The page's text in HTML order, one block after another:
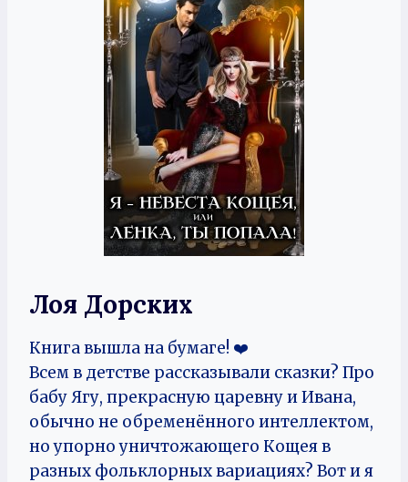
Лоя Дорских
Книга вышла на бумаге! ❤️
Всем в детстве рассказывали сказки? Про
бабу Ягу, прекрасную царевну и Ивана,
обычно не обременённого интеллектом,
но упорно уничтожающего Кощея в
разных фольклорных вариациях? Вот и я